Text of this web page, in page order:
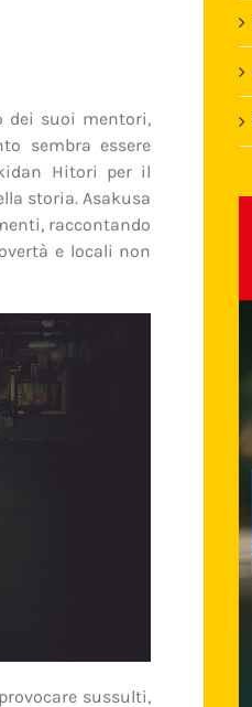
dei suoi mentori,
sembra essere
Hitori per il
storia. Asakusa
raccontando
e locali non
sussulti,